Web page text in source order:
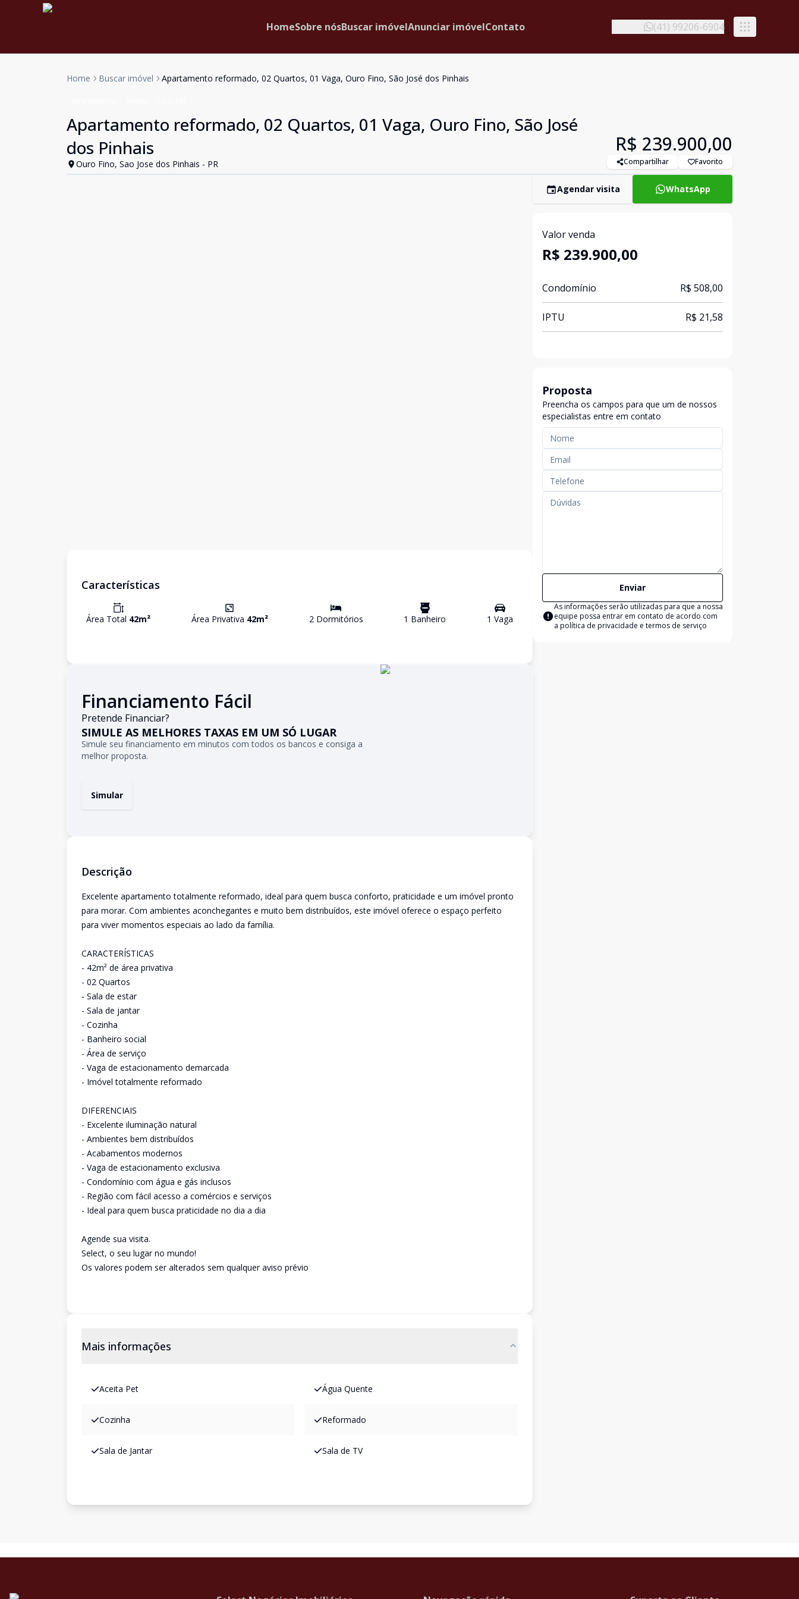
HomeSobre nósBuscar imóvelAnunciar imóvelContato (41) 99206-6904
Home Buscar imóvel Apartamento reformado, 02 Quartos, 01 Vaga, Ouro Fino, São José dos Pinhais
Apartamento reformado, 02 Quartos, 01 Vaga, Ouro Fino, São José
dos Pinhais
Ouro Fino, Sao Jose dos Pinhais - PR
R$ 239.900,00
Compartilhar Favorito
Características
Área Total 42m² Área Privativa 42m² 2Dormitórios 1 Banheiro 1 Vaga
Financiamento Fácil
Pretende Financiar?
SIMULE AS MELHORES TAXAS EM UM SÓ LUGAR
Simule seu financiamento em minutos com todos os bancos e consiga a
melhor proposta.
Simular
Descrição
Excelente apartamento totalmente reformado, ideal para quem busca conforto, praticidade e um imóvel pronto
para morar. Com ambientes aconchegantes e muito bem distribuídos, este imóvel oferece o espaço perfeito
para viver momentos especiais ao lado da família.
CARACTERÍSTICAS
- 42m² de área privativa
- 02 Quartos
- Sala de estar
- Sala de jantar
- Cozinha
- Banheiro social
- Área de serviço
- Vaga de estacionamento demarcada
- Imóvel totalmente reformado
DIFERENCIAIS
- Excelente iluminação natural
- Ambientes bem distribuídos
- Acabamentos modernos
- Vaga de estacionamento exclusiva
- Condomínio com água e gás inclusos
- Região com fácil acesso a comércios e serviços
- Ideal para quem busca praticidade no dia a dia
Agende sua visita.
Select, o seu lugar no mundo!
Os valores podem ser alterados sem qualquer aviso prévio
Mais informações
Aceita Pet Água Quente
Cozinha Reformado
Sala de Jantar Sala de TV
Agendar visita WhatsApp
Valor venda
R$ 239.900,00
Condomínio R$ 508,00
IPTU R$ 21,58
Proposta
Preencha os campos para que um de nossos
especialistas entre em contato
Enviar
As informações serão utilizadas para que a nossa
equipe possa entrar em contato de acordo com
a política de privacidade e termos de serviço